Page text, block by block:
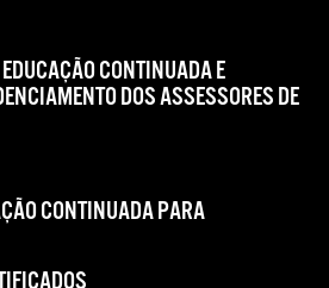
CONTINUADA E
DOS ASSESSORES DE
CONTINUADA PARA